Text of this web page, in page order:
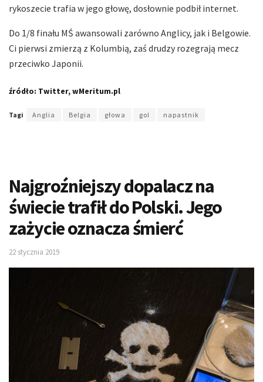
rykoszecie trafia w jego głowę, dosłownie podbił internet.
Do 1/8 finału MŚ awansowali zarówno Anglicy, jak i Belgowie.
Ci pierwsi zmierzą z Kolumbią, zaś drudzy rozegrają mecz
przeciwko Japonii.
źródło: Twitter, wMeritum.pl
Tagi Anglia Belgia głowa gol napastnik
Najgroźniejszy dopalacz na
świecie trafił do Polski. Jego
zażycie oznacza śmierć
22 stycznia 2019